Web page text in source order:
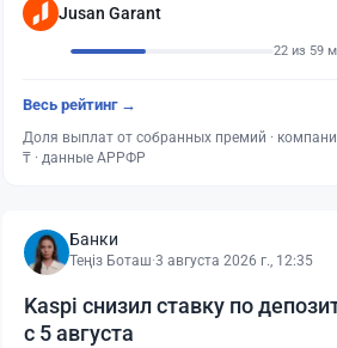
Jusan Garant
22 из 59
Весь рейтинг →
Доля выплат от собранных премий ·
₸ · данные АРРФР
Банки
Теңіз Боташ·3 августа 2026 г., 12:35
Kaspi снизил ставку по
с 5 августа